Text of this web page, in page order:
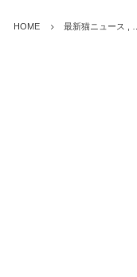
HOME 最新猫ニュース , …